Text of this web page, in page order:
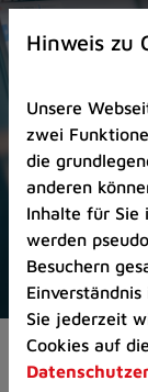
Zur
Startseite
Zum
Seitenanfang
springen
(Schnelltaste
A)
Zur
Navigation/
springen
(Schnelltaste
M)
Zur
Hinweis zu
Unsere
zwei
die
anderen
Inhalte für Sie
werden
Besuchern
Sie jederzeit
Cookies auf